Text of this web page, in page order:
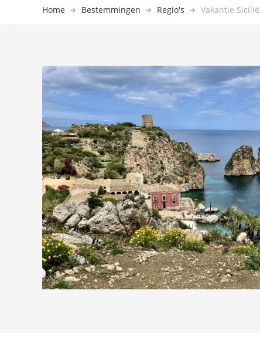
Home Bestemmingen Regio's Vakantie